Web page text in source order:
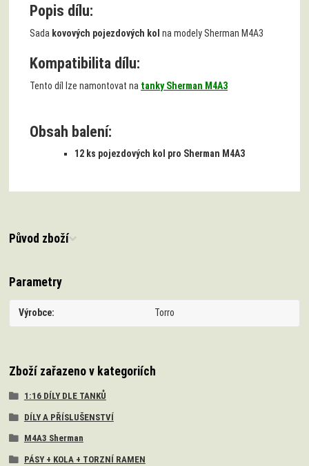
Popis dílu:
Sada kovových pojezdových kolna modely Sherman M4A3
Kompatibilita dílu:
Tento díl lze namontovat na tanky Sherman M4A3
Obsah balení:
12 ks pojezdových kol pro Sherman M4A3
Původ zboží
Parametry
Výrobce Torro
Zboží zařazeno v kategoriích
1:16 DÍLY DLE TANKŮ
DÍLY A PŘÍSLUŠENSTVÍ
M4A3 Sherman
PÁSY + KOLA + TORZNÍ RAMEN